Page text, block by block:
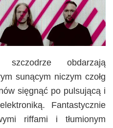
szczodrze obdarzają
sunącym niczym czołg
sięgnąć po pulsującą i
Fantastycznie
riffami i tłumionym